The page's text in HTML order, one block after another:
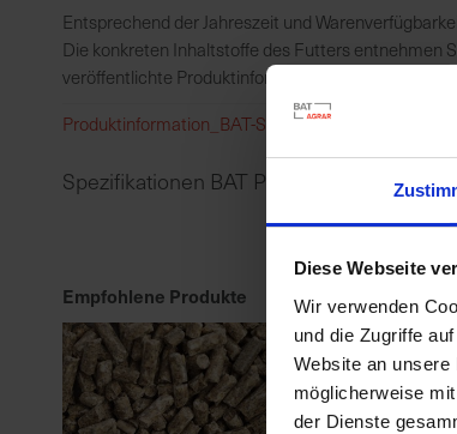
Diese Webseite
Wir verwenden
und die Zugriffe
Website an
möglicherweise
der Dienste
Entsprechend der Jahreszeit und
Die konkreten Inhaltstoffe des Futters entnehmen
veröffentlichte Produktinformation entspricht der
Produktinformation_BAT-Schaffutter_2023-12-04.pdf
Spezifikationen BAT Pro Schaffutter FREE
Empfohlene Produkte